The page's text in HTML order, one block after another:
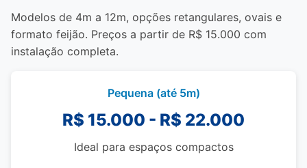
Modelos de 4m a 12m, opções retangulares, ovais e
formato feijão. Preços a partir de R$ 15.000 com
instalação completa.
Pequena (até 5m)
R$ 15.000 - R$ 22.000
Ideal para espaços compactos